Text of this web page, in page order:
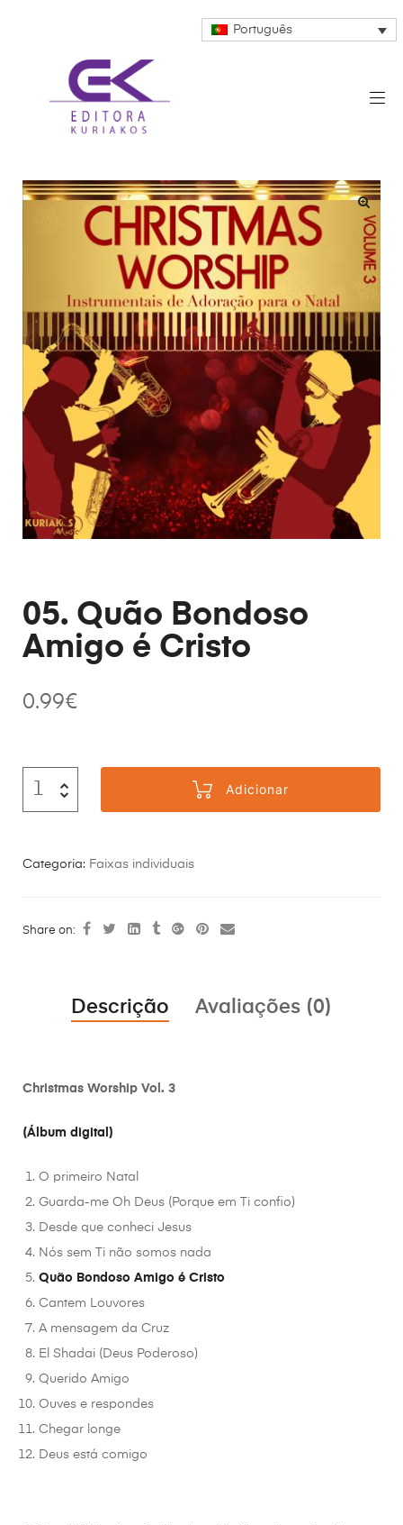
Português
05. Quão Bondoso
Amigo é Cristo
0.99€
Adicionar
Categoria: Faixas individuais
Share on:
Descrição Avaliações (0)
Christmas Worship Vol. 3
(Álbum digital)
O primeiro Natal
Guarda-me Oh Deus (Porque em Ti confio)
Desde que conheci Jesus
Nós sem Ti não somos nada
Quão Bondoso Amigo é Cristo
Cantem Louvores
A mensagem da Cruz
El Shadai (Deus Poderoso)
Querido Amigo
Ouves e respondes
Chegar longe
Deus está comigo